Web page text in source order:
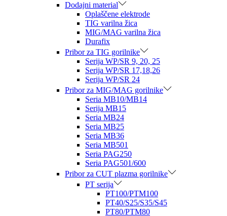
Dodajni material
Oplaščene elektrode
TIG varilna žica
MIG/MAG varilna žica
Durafix
Pribor za TIG gorilnike
Serija WP/SR 9, 20, 25
Serija WP/SR 17,18,26
Serija WP/SR 24
Pribor za MIG/MAG gorilnike
Seria MB10/MB14
Serija MB15
Seria MB24
Seria MB25
Seria MB36
Seria MB501
Seria PAG250
Seria PAG501/600
Pribor za CUT plazma gorilnike
PT serija
PT100/PTM100
PT40/S25/S35/S45
PT80/PTM80